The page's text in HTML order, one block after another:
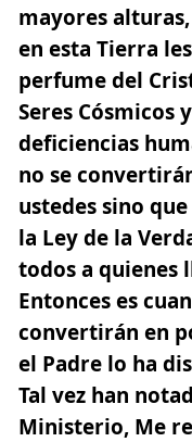
mayores
en esta Tierra
perfume del
Seres Cósmicos
deficiencias
no se
ustedes sino
la Ley de la
todos a quienes
Entonces es
convertirán en
el Padre lo ha
Tal vez han
Ministerio, Me